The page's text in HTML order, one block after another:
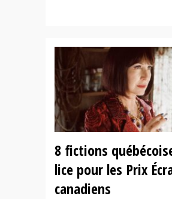
8 fictions
lice pour les Prix
canadiens